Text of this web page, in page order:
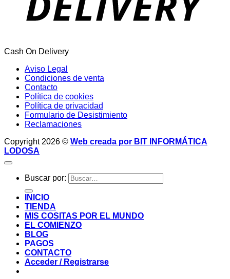
Cash On Delivery
Aviso Legal
Condiciones de venta
Contacto
Política de cookies
Política de privacidad
Formulario de Desistimiento
Reclamaciones
Copyright 2026 © Web creada por BIT INFORMÁTICA
LODOSA
Buscar por:
INICIO
TIENDA
MIS COSITAS POR EL MUNDO
EL COMIENZO
BLOG
PAGOS
CONTACTO
Acceder / Registrarse